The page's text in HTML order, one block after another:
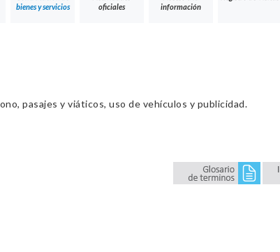
bienes y servicios
oficiales
información
pasajes y viáticos, uso de vehículos y publicidad.